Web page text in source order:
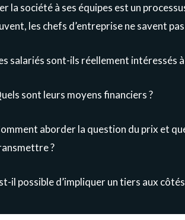
la société à ses équipes est un
les chefs d’entreprise ne savent
salariés sont-ils réellement intéressés
sont leurs moyens financiers ?
aborder la question du prix et
?
il possible d’impliquer un tiers aux